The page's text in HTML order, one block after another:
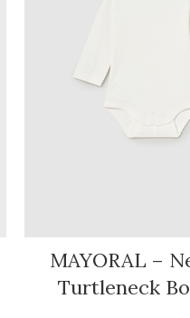
MAYORAL –
Turtleneck